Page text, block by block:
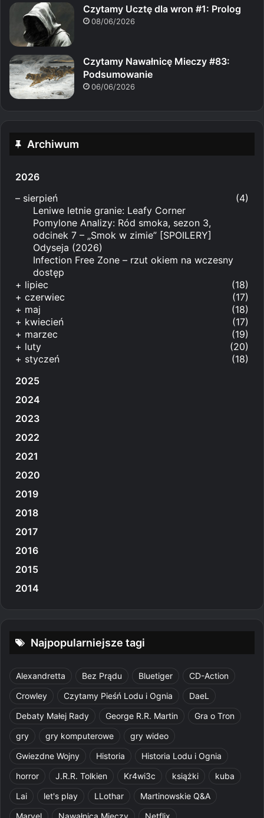
Czytamy Ucztę dla wron #1: Prolog
08/06/2026
Czytamy Nawałnicę Mieczy #83:
Podsumowanie
06/06/2026
Archiwum
2026
– sierpień
(4)
Leniwe letnie granie: Leafy Corner
Pomylone Analizy: Ród smoka, sezon 3,
odcinek 7 – „Smok w zimie” [SPOILERY]
Odyseja (2026)
Infection Free Zone – rzut okiem na wczesny
dostęp
+ lipiec
(18)
+ czerwiec
(17)
+ maj
(18)
+ kwiecień
(17)
+ marzec
(19)
+ luty
(20)
+ styczeń
(18)
2025
2024
2023
2022
2021
2020
2019
2018
2017
2016
2015
2014
Najpopularniejsze tagi
Alexandretta Bez Prądu Bluetiger
CD-Action
Crowley
Czytamy Pieśń Lodu i Ognia
DaeL
Debaty Małej Rady
George R.R. Martin
Gra o Tron
gry
gry komputerowe
gry wideo
Gwiezdne Wojny
Historia
Historia Lodu i Ognia
horror
J.R.R. Tolkien Kr4wi3c książki
kuba
Lai
let's play LLothar
Martinowskie Q&A